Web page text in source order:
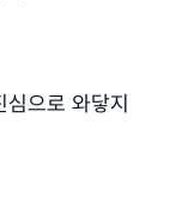
으로 와닿지